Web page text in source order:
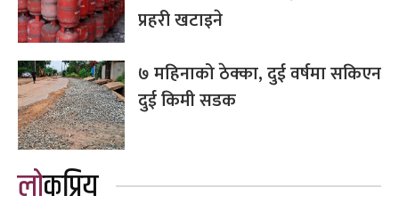
प्रहरी खटाइने
७ महिनाको ठेक्का, दुई वर्षमा सकिएन
दुई किमी सडक
लोकप्रिय